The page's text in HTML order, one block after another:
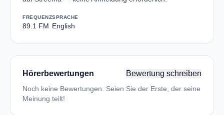
FREQUENZ
89.1 FM
SPRACHE
English
Hörerbewertungen Bewertung schreiben
Noch keine Bewertungen. Seien Sie der Erste, der seine
Meinung teilt!